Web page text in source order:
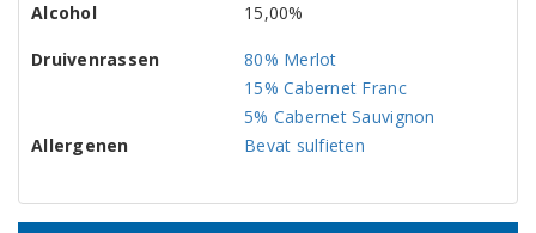
Alcohol
15,00%
Druivenrassen
80% Merlot
15% Cabernet Franc
5% Cabernet Sauvignon
Allergenen
Bevat sulfieten